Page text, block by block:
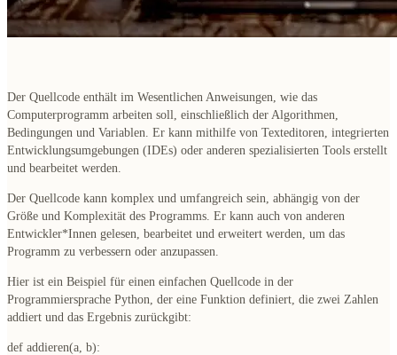
Der Quellcode enthält im Wesentlichen Anweisungen, wie das
Computerprogramm arbeiten soll , einschließlich der Algorithmen,
Bedingungen und Variablen. Er kann mithilfe von Texteditoren, integrierten
Entwicklungsumgebungen (IDEs) oder anderen spezialisierten Tools erstellt
und bearbeitet werden.
Der Quellcode kann komplex und umfangreich sein, abhängig von der
Größe und Komplexität des Programms. Er kann auch von anderen
Entwickler*Innen gelesen, bearbeitet und erweitert werden, um das
Programm zu verbessern oder anzupassen.
Hier ist ein Beispiel für einen einfachen Quellcode in der
Programmiersprache Python, der eine Funktion definiert, die zwei Zahlen
addiert und das Ergebnis zurückgibt:
def addieren(a, b):